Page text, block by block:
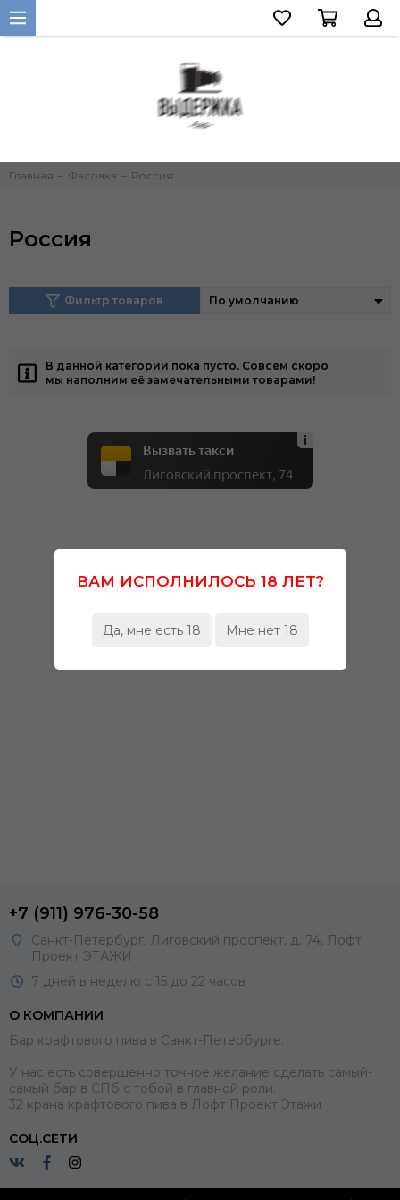
Главная Фасовка Россия
Россия
Фильтр товаров
В данной категории пока пусто. Совсем скоро
мы наполним её замечательными товарами!
Вызвать такси
Лиговский проспект, 74
+7 (911) 976-30-58
Санкт-Петербург, Лиговский проспект, д. 74, Лофт
Проект ЭТАЖИ
7 дней в неделю с 15 до 22 часов
О КОМПАНИИ
Бар крафтового пива в Санкт-Петербурге.
У нас есть совершенно точное желание сделать самый-
самый бар в СПб с тобой в главной роли.
32 крана крафтового пива в Лофт Проект Этажи
СОЦ.СЕТИ
ВАМ ИСПОЛНИЛОСЬ 18 ЛЕТ?
Да, мне есть 18 Мне нет 18